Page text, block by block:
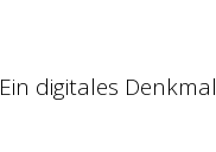
Ein digitales Denkmal